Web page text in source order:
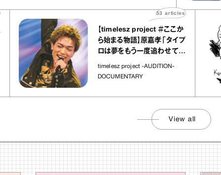
【timelesz project ＃ここか
ら始まる物語】原嘉孝「タイプ
ロは夢をもう一度追わせてく
れた場所」
timelesz project -AUDITION-
DOCUMENTARY
53articles
View all